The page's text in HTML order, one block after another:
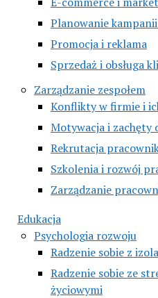
Planowanie
Promocja i reklama
Sprzedaż i obsługa
Zarządzanie zespołem
Konflikty w firmie i
Motywacja i zachęty
Rekrutacja
Szkolenia i rozwój
Zarządzanie
Edukacja
Psychologia rozwoju
Radzenie sobie z
Radzenie sobie ze
życiowymi